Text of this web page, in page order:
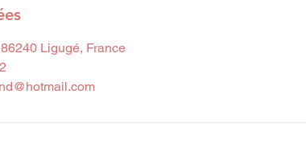
Ligugé, France